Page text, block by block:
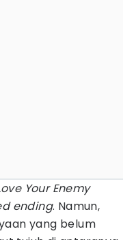
Your Enemy
ending. Namun,
yang belum